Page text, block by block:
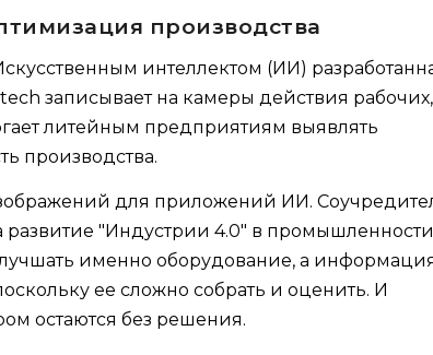
производства
интеллектом (ИИ)
записывает на камеры действия рабочих,
литейным предприятиям выявлять
производства.
для приложений ИИ.
развитие "Индустрии 4.0" в
именно оборудование, а
ее сложно собрать и оценить. И
остаются без решения.